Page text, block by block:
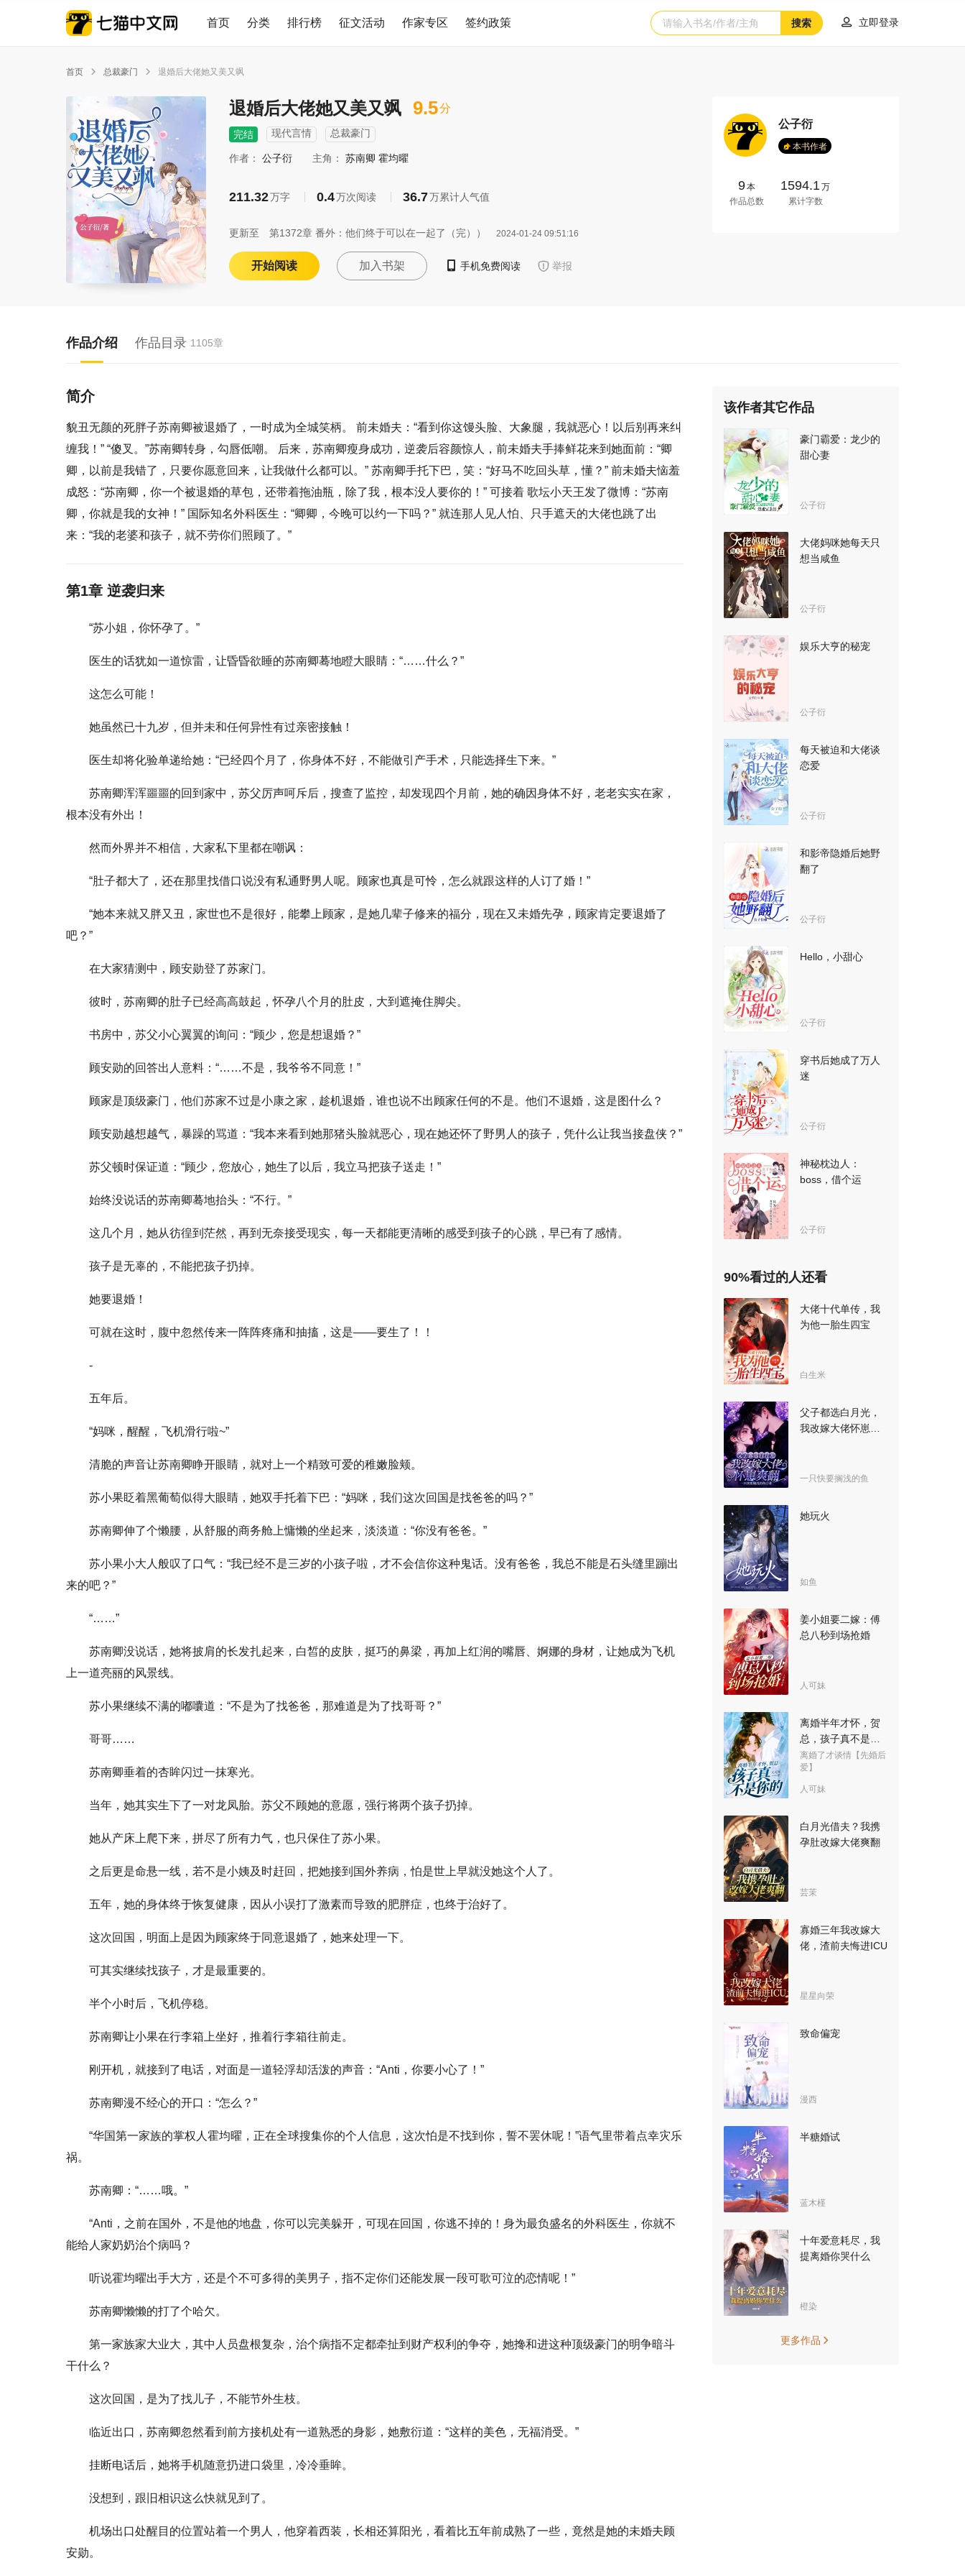
首页 分类 排行榜 征文活动 作家专区 签约政策 搜索  立即登录
首页  总裁豪门  退婚后大佬她又美又飒
退婚后大佬她又美又飒 9.5分
完结 现代言情 总裁豪门
作者： 公子衍 主角： 苏南卿 霍均曜
211.32万字 0.4万次阅读 36.7万累计人气值
更新至 第1372章 番外：他们终于可以在一起了（完）） 2024-01-24 09:51:16
开始阅读 加入书架  手机免费阅读  举报
公子衍
本书作者
9本
作品总数
1594.1万
累计字数
作品介绍 作品目录 1105章
简介
貌丑无颜的死胖子苏南卿被退婚了，一时成为全城笑柄。 前未婚夫：“看到你这馒头脸、大象腿，我就恶心！以后别再来纠
缠我！” “傻叉。”苏南卿转身，勾唇低嘲。 后来，苏南卿瘦身成功，逆袭后容颜惊人，前未婚夫手捧鲜花来到她面前：“卿
卿，以前是我错了，只要你愿意回来，让我做什么都可以。” 苏南卿手托下巴，笑：“好马不吃回头草，懂？” 前未婚夫恼羞
成怒：“苏南卿，你一个被退婚的草包，还带着拖油瓶，除了我，根本没人要你的！” 可接着 歌坛小天王发了微博：“苏南
卿，你就是我的女神！” 国际知名外科医生：“卿卿，今晚可以约一下吗？” 就连那人见人怕、只手遮天的大佬也跳了出
来：“我的老婆和孩子，就不劳你们照顾了。”
第1章 逆袭归来
“苏小姐，你怀孕了。”
医生的话犹如一道惊雷，让昏昏欲睡的苏南卿蓦地瞪大眼睛：“……什么？”
这怎么可能！
她虽然已十九岁，但并未和任何异性有过亲密接触！
医生却将化验单递给她：“已经四个月了，你身体不好，不能做引产手术，只能选择生下来。”
苏南卿浑浑噩噩的回到家中，苏父厉声呵斥后，搜查了监控，却发现四个月前，她的确因身体不好，老老实实在家，
根本没有外出！
然而外界并不相信，大家私下里都在嘲讽：
“肚子都大了，还在那里找借口说没有私通野男人呢。顾家也真是可怜，怎么就跟这样的人订了婚！”
“她本来就又胖又丑，家世也不是很好，能攀上顾家，是她几辈子修来的福分，现在又未婚先孕，顾家肯定要退婚了
吧？”
在大家猜测中，顾安勋登了苏家门。
彼时，苏南卿的肚子已经高高鼓起，怀孕八个月的肚皮，大到遮掩住脚尖。
书房中，苏父小心翼翼的询问：“顾少，您是想退婚？”
顾安勋的回答出人意料：“……不是，我爷爷不同意！”
顾家是顶级豪门，他们苏家不过是小康之家，趁机退婚，谁也说不出顾家任何的不是。他们不退婚，这是图什么？
顾安勋越想越气，暴躁的骂道：“我本来看到她那猪头脸就恶心，现在她还怀了野男人的孩子，凭什么让我当接盘侠？”
苏父顿时保证道：“顾少，您放心，她生了以后，我立马把孩子送走！”
始终没说话的苏南卿蓦地抬头：“不行。”
这几个月，她从彷徨到茫然，再到无奈接受现实，每一天都能更清晰的感受到孩子的心跳，早已有了感情。
孩子是无辜的，不能把孩子扔掉。
她要退婚！
可就在这时，腹中忽然传来一阵阵疼痛和抽搐，这是——要生了！！
-
五年后。
“妈咪，醒醒，飞机滑行啦~”
清脆的声音让苏南卿睁开眼睛，就对上一个精致可爱的稚嫩脸颊。
苏小果眨着黑葡萄似得大眼睛，她双手托着下巴：“妈咪，我们这次回国是找爸爸的吗？”
苏南卿伸了个懒腰，从舒服的商务舱上慵懒的坐起来，淡淡道：“你没有爸爸。”
苏小果小大人般叹了口气：“我已经不是三岁的小孩子啦，才不会信你这种鬼话。没有爸爸，我总不能是石头缝里蹦出
来的吧？”
“……”
苏南卿没说话，她将披肩的长发扎起来，白皙的皮肤，挺巧的鼻梁，再加上红润的嘴唇、婀娜的身材，让她成为飞机
上一道亮丽的风景线。
苏小果继续不满的嘟囔道：“不是为了找爸爸，那难道是为了找哥哥？”
哥哥……
苏南卿垂着的杏眸闪过一抹寒光。
当年，她其实生下了一对龙凤胎。苏父不顾她的意愿，强行将两个孩子扔掉。
她从产床上爬下来，拼尽了所有力气，也只保住了苏小果。
之后更是命悬一线，若不是小姨及时赶回，把她接到国外养病，怕是世上早就没她这个人了。
五年，她的身体终于恢复健康，因从小误打了激素而导致的肥胖症，也终于治好了。
这次回国，明面上是因为顾家终于同意退婚了，她来处理一下。
可其实继续找孩子，才是最重要的。
半个小时后，飞机停稳。
苏南卿让小果在行李箱上坐好，推着行李箱往前走。
刚开机，就接到了电话，对面是一道轻浮却活泼的声音：“Anti，你要小心了！”
苏南卿漫不经心的开口：“怎么？”
“华国第一家族的掌权人霍均曜，正在全球搜集你的个人信息，这次怕是不找到你，誓不罢休呢！”语气里带着点幸灾乐
祸。
苏南卿：“……哦。”
“Anti，之前在国外，不是他的地盘，你可以完美躲开，可现在回国，你逃不掉的！身为最负盛名的外科医生，你就不
能给人家奶奶治个病吗？
听说霍均曜出手大方，还是个不可多得的美男子，指不定你们还能发展一段可歌可泣的恋情呢！”
苏南卿懒懒的打了个哈欠。
第一家族家大业大，其中人员盘根复杂，治个病指不定都牵扯到财产权利的争夺，她搀和进这种顶级豪门的明争暗斗
干什么？
这次回国，是为了找儿子，不能节外生枝。
临近出口，苏南卿忽然看到前方接机处有一道熟悉的身影，她敷衍道：“这样的美色，无福消受。”
挂断电话后，她将手机随意扔进口袋里，冷冷垂眸。
没想到，跟旧相识这么快就见到了。
机场出口处醒目的位置站着一个男人，他穿着西装，长相还算阳光，看着比五年前成熟了一些，竟然是她的未婚夫顾
安勋。
该作者其它作品
豪门霸爱：龙少的
甜心妻
公子衍
大佬妈咪她每天只
想当咸鱼
公子衍
娱乐大亨的秘宠
公子衍
每天被迫和大佬谈
恋爱
公子衍
和影帝隐婚后她野
翻了
公子衍
Hello，小甜心
公子衍
穿书后她成了万人
迷
公子衍
神秘枕边人：
boss，借个运
公子衍
90%看过的人还看
大佬十代单传，我
为他一胎生四宝
白生米
父子都选白月光，
我改嫁大佬怀崽爽
一只快要搁浅的鱼
她玩火
如鱼
姜小姐要二嫁：傅
总八秒到场抢婚
人可妹
离婚半年才怀，贺
总，孩子真不是你
的
离婚了才谈情【先婚后
爱】
人可妹
白月光借夫？我携
孕肚改嫁大佬爽翻
芸茉
寡婚三年我改嫁大
佬，渣前夫悔进ICU
星星向荣
致命偏宠
漫西
半糖婚试
蓝木槿
十年爱意耗尽，我
提离婚你哭什么
橙染
更多作品 